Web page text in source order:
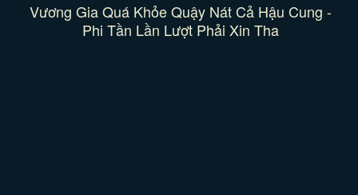
Vương Gia Quá Khỏe Quậy Nát Cả Hậu Cung -
Phi Tần Lần Lượt Phải Xin Tha